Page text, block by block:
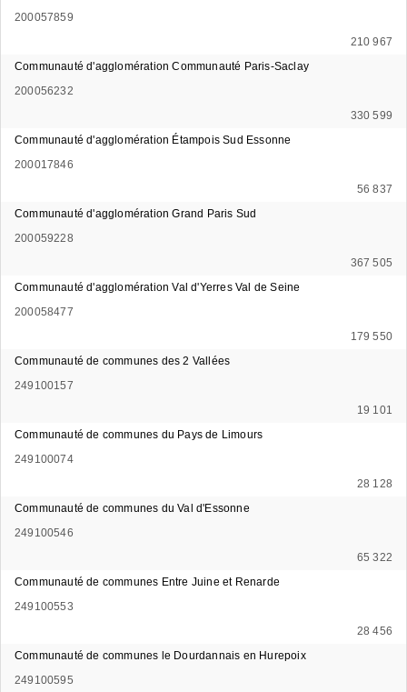
200057859
210 967
Communauté d'agglomération Communauté Paris-Saclay
200056232
330 599
Communauté d'agglomération Étampois Sud Essonne
200017846
56 837
Communauté d'agglomération Grand Paris Sud
200059228
367 505
Communauté d'agglomération Val d'Yerres Val de Seine
200058477
179 550
Communauté de communes des 2 Vallées
249100157
19 101
Communauté de communes du Pays de Limours
249100074
28 128
Communauté de communes du Val d'Essonne
249100546
65 322
Communauté de communes Entre Juine et Renarde
249100553
28 456
Communauté de communes le Dourdannais en Hurepoix
249100595